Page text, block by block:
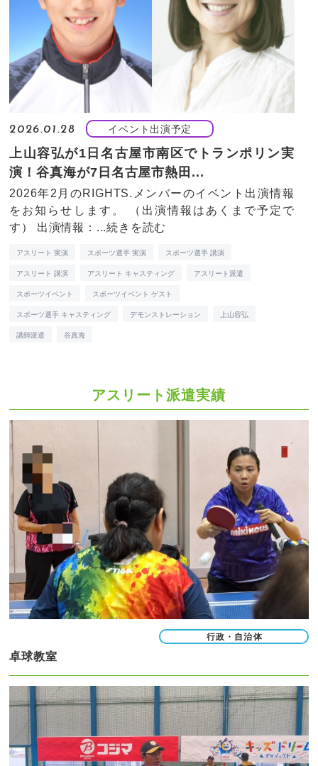
2026.01.28 イベント出演予定
上山容弘が1日名古屋市南区でトランポリン実
演！谷真海が7日名古屋市熱田...
2026年2月のRIGHTS.メンバーのイベント出演情報
をお知らせします。 （出演情報はあくまで予定で
す） 出演情報：...続きを読む
アスリート 実演 スポーツ選手 実演 スポーツ選手 講演
アスリート 講演 アスリート キャスティング アスリート派遣
スポーツイベント スポーツイベント ゲスト
スポーツ選手 キャスティング デモンストレーション 上山容弘
講師派遣 谷真海
アスリート派遣実績
行政・自治体
卓球教室